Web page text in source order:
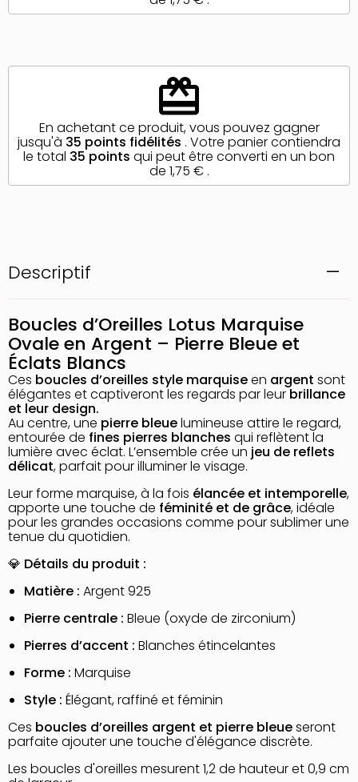
Descriptif
Boucles d’Oreilles Lotus Marquise
Ovale en Argent – Pierre Bleue et
Éclats Blancs
Ces boucles d’oreilles style marquiseen argent sont
élégantes et captiveront les regards par leur brillance
et leur design.
Au centre, une pierre bleuelumineuse attire le regard,
entourée de fines pierres blanches qui reflètent la
lumière avec éclat. L’ensemble crée un jeu de reflets
délicat, parfait pour illuminer le visage.
Leur forme marquise, à la fois élancée et intemporelle,
apporte une touche de féminité et de grâce, idéale
pour les grandes occasions comme pour sublimer une
tenue du quotidien.
💎 Détails du produit :
Matière : Argent 925
Pierre centrale : Bleue (oxyde de zirconium)
Pierres d’accent : Blanches étincelantes
Forme : Marquise
Style : Élégant, raffiné et féminin
Ces boucles d’oreilles argent et pierre bleueseront
parfaite ajouter une touche d'élégance discrète.
Les boucles d'oreilles mesurent 1,2 de hauteur et 0,9 cm
redeem
En achetant ce produit, vous pouvez gagner
jusqu'à 35 points fidélités . Votre panier contiendra
le total 35 points qui peut être converti en un bon
de 1,75 €.